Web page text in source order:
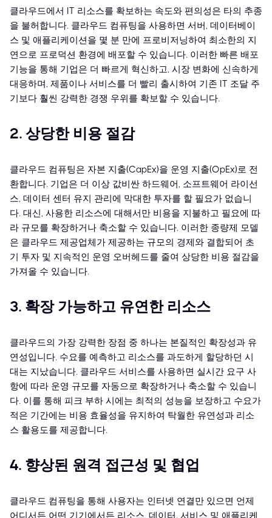
클라우드에서 IT 리소스를 확보하는 속도와 편의성은 타의 추종
을 불허합니다. 클라우드 컴퓨팅을 사용하면 서버, 데이터베이
스 및 애플리케이션을 몇 분 만에 프로비저닝하여 최소한의 지
연으로 프로덕션 환경에 배포할 수 있습니다. 이러한 빠른 배포
기능을 통해 기업은 더 빠르게 혁신하고, 시장 변화에 신속하게
대응하며, 제품이나 서비스를 더 빨리 출시하여 기존 IT 조달 주
기보다 훨씬 강력한 경쟁 우위를 확보할 수 있습니다.
2. 상당한 비용 절감
클라우드 컴퓨팅은 자본 지출(CapEx)을 운영 지출(OpEx)로 전
환합니다. 기업은 더 이상 값비싼 하드웨어, 소프트웨어 라이선
스, 데이터 센터 유지 관리에 막대한 투자를 할 필요가 없습니
다. 대신, 사용한 리소스에 대해서만 비용을 지불하고 필요에 따
라 규모를 확장하거나 축소할 수 있습니다. 이러한 종량제 모델
은 클라우드 제공업체가 제공하는 규모의 경제와 결합되어 초
기 투자 및 지속적인 운영 오버헤드를 줄여 상당한 비용 절감을
가져올 수 있습니다.
3. 확장 가능하고 유연한 리소스
클라우드의 가장 강력한 장점 중 하나는 본질적인 확장성과 유
연성입니다. 수요를 예측하고 리소스를 과도하게 할당하던 시
대는 지났습니다. 클라우드 서비스를 사용하면 실시간 요구 사
항에 따라 운영 규모를 자동으로 확장하거나 축소할 수 있습니
다. 이를 통해 피크 부하 시에는 최적의 성능을 보장하고 수요가
적은 기간에는 비용 효율성을 유지하여 탁월한 유연성과 리소
스 활용도를 제공합니다.
4. 향상된 원격 접근성 및 협업
클라우드 컴퓨팅을 통해 사용자는 인터넷 연결만 있으면 언제
어디서든 어떤 기기에서든 리소스, 데이터, 서비스 및 애플리케